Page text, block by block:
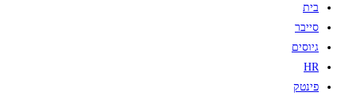
בית
סייבר
גיוסים
HR
פינטק